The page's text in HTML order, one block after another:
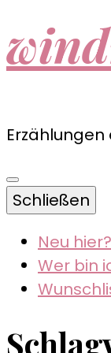
Erzählungen
Schließen
Neu hier?
Wer bin